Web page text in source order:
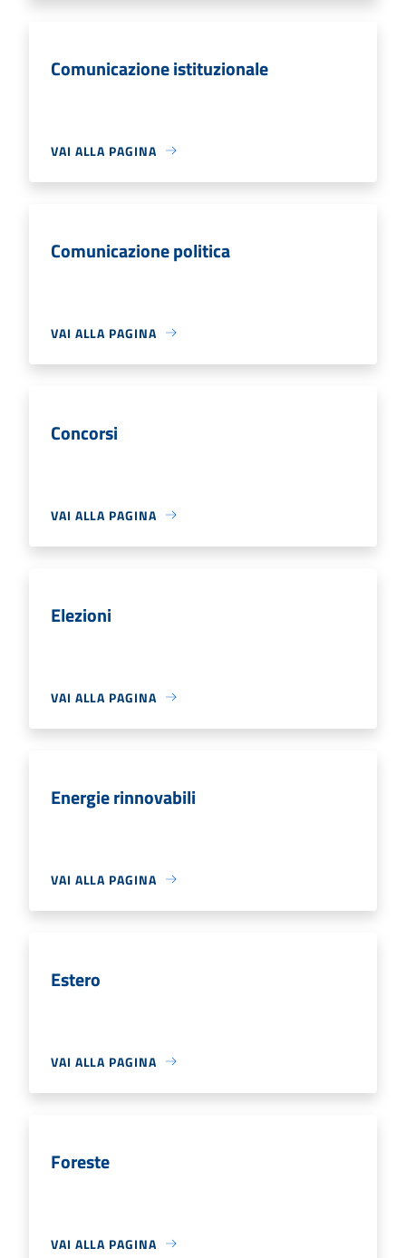
Comunicazione istituzionale
VAI ALLA PAGINA
Comunicazione politica
VAI ALLA PAGINA
Concorsi
VAI ALLA PAGINA
Elezioni
VAI ALLA PAGINA
Energie rinnovabili
VAI ALLA PAGINA
Estero
VAI ALLA PAGINA
Foreste
VAI ALLA PAGINA